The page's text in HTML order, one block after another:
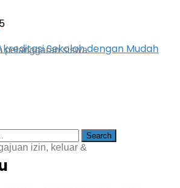
pelanggaran siswa
izin, keluar &